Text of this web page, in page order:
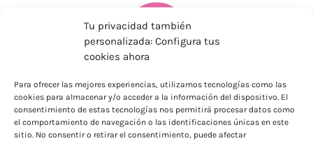
Tu privacidad también
personalizada: Configura tus
cookies ahora
Para ofrecer las mejores experiencias, utilizamos tecnologías como las
cookies para almacenar y/o acceder a la información del dispositivo. El
consentimiento de estas tecnologías nos permitirá procesar datos como
el comportamiento de navegación o las identificaciones únicas en este
sitio. No consentir o retirar el consentimiento, puede afectar
ENVÍOS ECONÓMICOS
Para Península, resto consultar